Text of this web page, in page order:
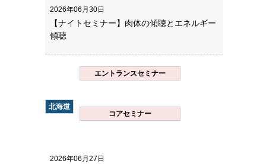
2026年06月30日
【ナイトセミナー】肉体の傾聴とエネルギー
傾聴
北海道
エントランスセミナー
コアセミナー
2026年06月27日